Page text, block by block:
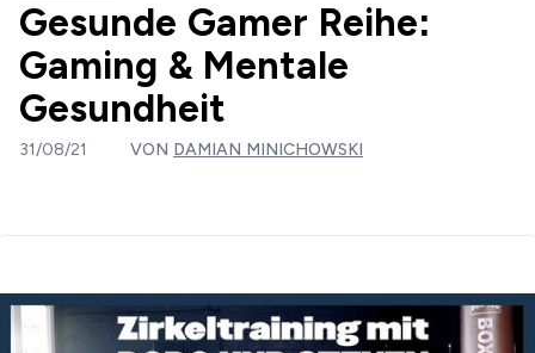
Gesunde Gamer Reihe:
Gaming & Mentale
Gesundheit
31/08/21 VON DAMIAN MINICHOWSKI